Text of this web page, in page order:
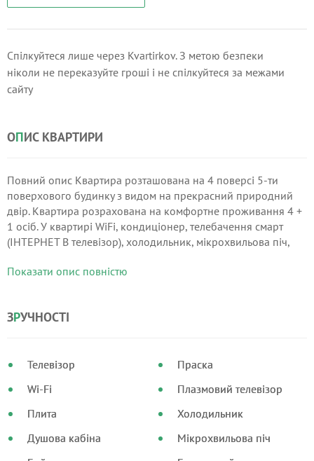
Спілкуйтеся лише через Kvartirkov. З метою безпеки
ніколи не переказуйте гроші і не спілкуйтеся за межами
сайту
ОПИС КВАРТИРИ
Повний опис Квартира розташована на 4 поверсі 5-ти
поверхового будинку з видом на прекрасний природний
двір. Квартира розрахована на комфортне проживання 4 +
1 осіб. У квартирі WiFi, кондиціонер, телебачення смарт
(ІНТЕРНЕТ В телевізор), холодильник, мікрохвильова піч,
приналежності, подушки, матрац і ковдри, м'які білі
великий стіл, стільці, теплий килимок під ноги.
Показати опис повністю
ЗРУЧНОСТІ
Телевізор
Wi-Fi
Плита
Душова кабіна
Праска
Плазмовий телевізор
Холодильник
Мікрохвильова піч